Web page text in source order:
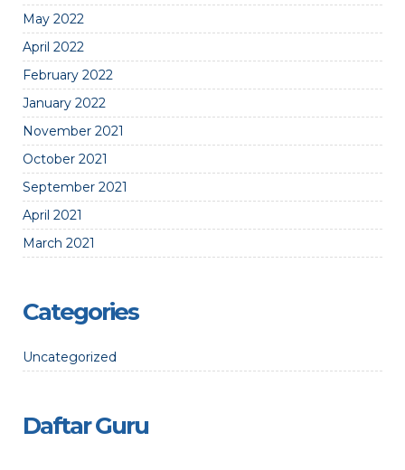
May 2022
April 2022
February 2022
January 2022
November 2021
October 2021
September 2021
April 2021
March 2021
Categories
Uncategorized
Daftar Guru